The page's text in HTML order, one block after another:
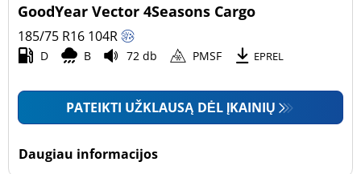
GoodYear Vector 4Seasons Cargo
185/75 R16 104R
D B 72 db PMSF EPREL
PATEIKTI UŽKLAUSĄ DĖL ĮKAINIŲ
Daugiau informacijos